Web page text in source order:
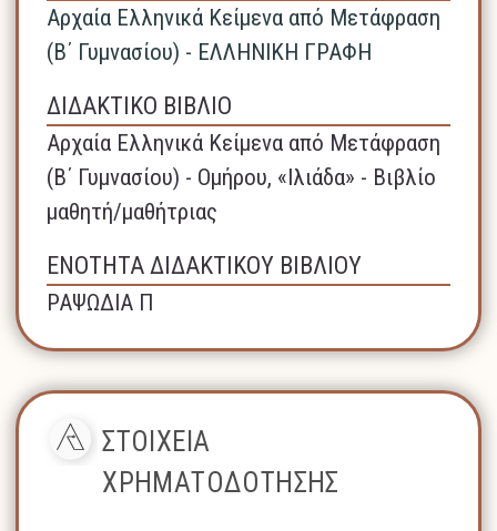
Αρχαία Ελληνικά Κείμενα από Μετάφραση
(Β΄ Γυμνασίου) - ΕΛΛΗΝΙΚΗ ΓΡΑΦΗ
ΔΙΔΑΚΤΙΚΟ ΒΙΒΛΙΟ
Αρχαία Ελληνικά Κείμενα από Μετάφραση
(Β΄ Γυμνασίου) - Ομήρου, «Ιλιάδα» - Βιβλίο
μαθητή/μαθήτριας
ΕΝΟΤΗΤΑ ΔΙΔΑΚΤΙΚΟΥ ΒΙΒΛΙΟΥ
ΡΑΨΩΔΙΑ Π
ΣΤΟΙΧΕΙΑ
ΧΡΗΜΑΤΟΔΟΤΗΣΗΣ